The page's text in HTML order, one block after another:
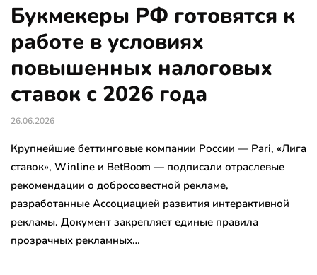
Букмекеры РФ готовятся к
работе в условиях
повышенных налоговых
ставок с 2026 года
26.06.2026
Крупнейшие беттинговые компании России — Pari, «Лига
ставок», Winline и BetBoom — подписали отраслевые
рекомендации о добросовестной рекламе,
разработанные Ассоциацией развития интерактивной
рекламы. Документ закрепляет единые правила
прозрачных рекламных…